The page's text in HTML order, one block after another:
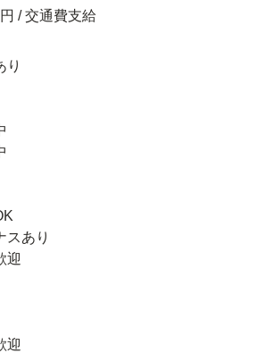
/ 交通費支給
り
スあり
迎
迎